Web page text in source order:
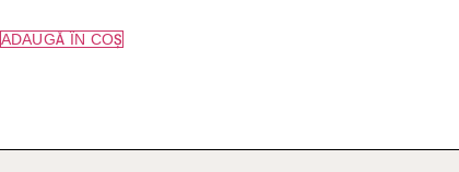
ADAUGĂ ÎN COȘ